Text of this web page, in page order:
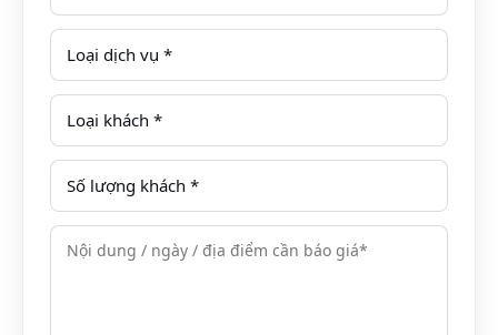
hưởng một kỳ nghỉ gần gũi, chan hòa với thiên nhiên.
V-Resort Hòa Bình được thiết kế hài hoà với bày trí
gọn gàng, sạch sẽ, tất cả các phòng ngủ đều có tầm
nhìn đẹp và các trang thiết bị tiện nghi cùng chất
lượng phục vụ của đội ngũ nhân viên tận tâm, chu
đáo. Khách sạn cũng cung cấp các dịch vụ thư giãn
như jacuzzi, steam, sauna và foot massage…Bên cạnh
đó, các khu vui chơi giải trí, thể thao trong nhà và
ngoài trời chuyên biệt dành cho người lớn và trẻ em